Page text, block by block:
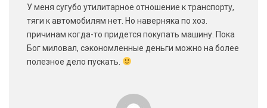
У меня сугубо утилитарное отношение к транспорту,
тяги к автомобилям нет. Но наверняка по хоз.
причинам когда-то придется покупать машину. Пока
Бог миловал, сэкономленные деньги можно на более
полезное дело пускать.